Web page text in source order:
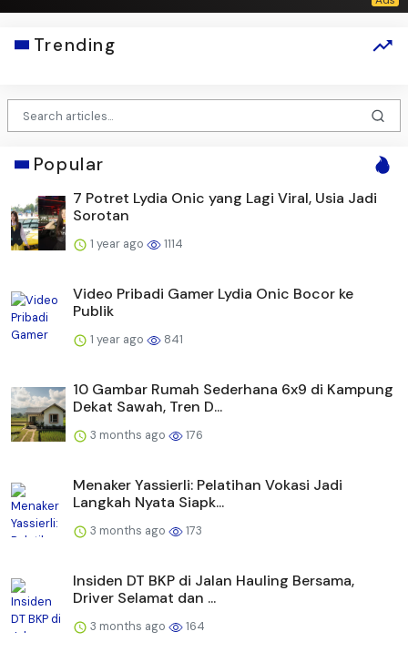
Trending
Popular
7 Potret Lydia Onic yang Lagi Viral, Usia Jadi
Sorotan
1 year ago 1114
Video Pribadi Gamer Lydia Onic Bocor ke
Publik
1 year ago 841
10 Gambar Rumah Sederhana 6x9 di Kampung
Dekat Sawah, Tren D...
3 months ago 176
Menaker Yassierli: Pelatihan Vokasi Jadi
Langkah Nyata Siapk...
3 months ago 173
Insiden DT BKP di Jalan Hauling Bersama,
Driver Selamat dan ...
3 months ago 164